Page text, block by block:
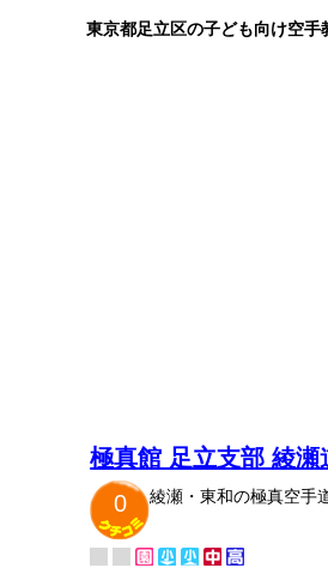
東京都足立区の子ども向け空手
極真館 足立支部 綾瀬
0
綾瀬・東和の極真空手